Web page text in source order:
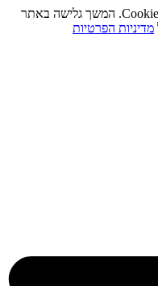
לידיעתך, באתר זה נעשה שימוש בקבצי Cookies. המשך גלישה באתר
הפרטיות